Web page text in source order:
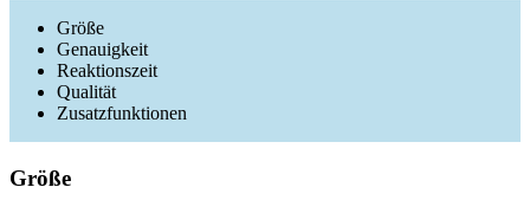
Größe
Genauigkeit
Reaktionszeit
Qualität
Zusatzfunktionen
Größe